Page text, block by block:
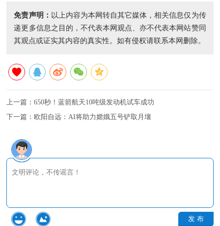
免责声明： 以上内容为本网转自其它媒体，相关信息仅为传
递更多信息之目的，不代表本网观点、亦不代表本网站赞同
其观点或证实其内容的真实性。如有侵权请联系本网删除。
上一篇：650秒！蓝箭航天10吨级发动机试车成功
下一篇： 欧阳自远：AI将助力嫦娥五号铲取月壤
发 布